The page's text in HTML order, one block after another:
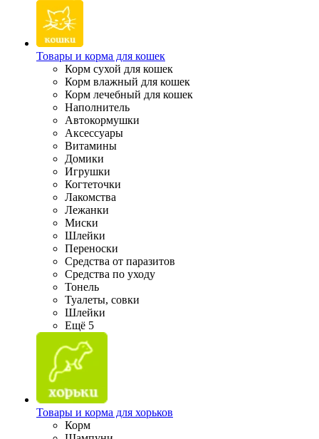
Товары и корма для кошек
Корм сухой для кошек
Корм влажный для кошек
Корм лечебный для кошек
Наполнитель
Автокормушки
Аксессуары
Витамины
Домики
Игрушки
Когтеточки
Лакомства
Лежанки
Миски
Шлейки
Переноски
Средства от паразитов
Средства по уходу
Тонель
Туалеты, совки
Шлейки
Ещё 5
Товары и корма для хорьков
Корм